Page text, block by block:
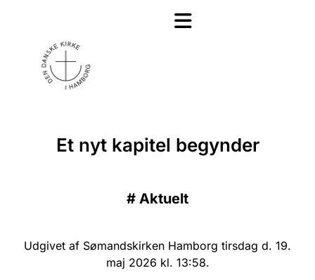
Et nyt kapitel begynder
# Aktuelt
Udgivet af Sømandskirken Hamborg tirsdag d. 19.
maj 2026 kl. 13:58.